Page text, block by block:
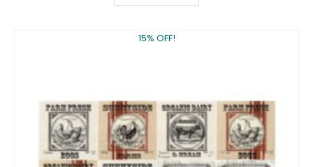
15% OFF!